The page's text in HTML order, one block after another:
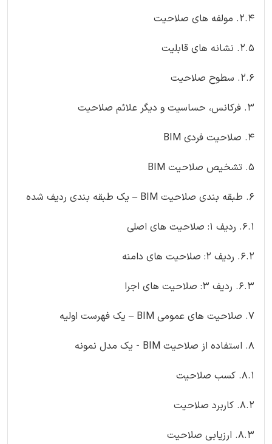
2.4. مولفه های صلاحیت
2.5. نشانه های قابلیت
2.6. سطوح صلاحیت
3. فرکانس، حساسیت و دیگر علائم صلاحیت
4. صلاحیت فردی BIM
5. تشخیص صلاحیت BIM
6. طبقه بندی صلاحیت BIM – یک طبقه بندی ردیف شده
6.1. ردیف 1: صلاحیت های اصلی
6.2. ردیف 2: صلاحیت های دامنه
6.3. ردیف 3: صلاحیت های اجرا
7. صلاحیت های عمومی BIM – یک فهرست اولیه
8. استفاده از صلاحیت BIM - یک مدل نمونه
8.1. کسب صلاحیت
8.2. کاربرد صلاحیت
8.3. ارزیابی صلاحیت